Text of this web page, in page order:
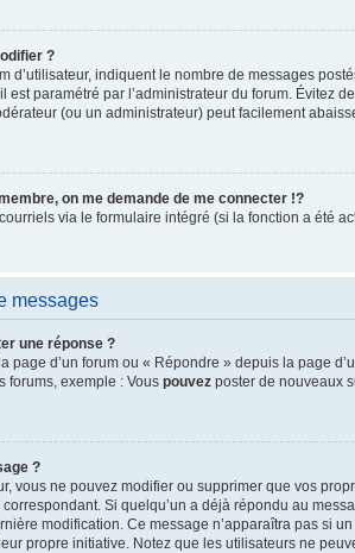
?
d’utilisateur, indiquent le nombre de messages
est paramétré par l’administrateur du forum.
(ou un administrateur) peut facilement
on me demande de me connecter !?
via le formulaire intégré (si la fonction a été
messages
une réponse ?
d’un forum ou « Répondre » depuis la page
forums, exemple : Vous pouvez poster de nouveaux
?
vous ne pouvez modifier ou supprimer que vos
Si quelqu’un a déjà répondu au
modification. Ce message n’apparaîtra pas si
propre initiative. Notez que les utilisateurs ne